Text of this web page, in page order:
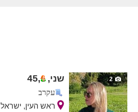
2 שני, ,
45
עקרב
ראש העין, ישראל